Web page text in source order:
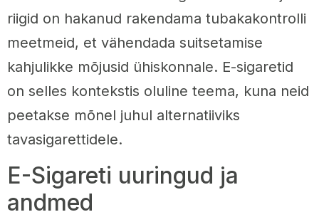
riigid on hakanud rakendama tubakakontrolli
meetmeid, et vähendada suitsetamise
kahjulikke mõjusid ühiskonnale. E-sigaretid
on selles kontekstis oluline teema, kuna neid
peetakse mõnel juhul alternatiiviks
tavasigarettidele.
E-Sigareti uuringud ja
andmed